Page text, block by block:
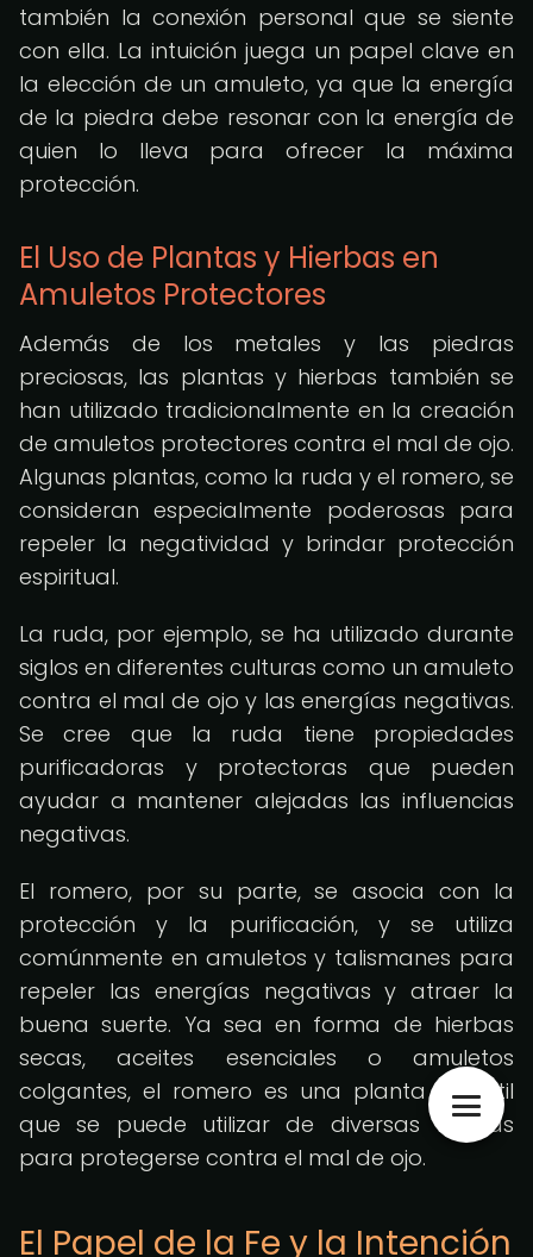
también la conexión personal que se siente
con ella. La intuición juega un papel clave en
la elección de un amuleto, ya que la energía
de la piedra debe resonar con la energía de
quien lo lleva para ofrecer la máxima
protección.
El Uso de Plantas y Hierbas en
Amuletos Protectores
Además de los metales y las piedras
preciosas, las plantas y hierbas también se
han utilizado tradicionalmente en la creación
de amuletos protectores contra el mal de ojo.
Algunas plantas, como la ruda y el romero, se
consideran especialmente poderosas para
repeler la negatividad y brindar protección
espiritual.
La ruda, por ejemplo, se ha utilizado durante
siglos en diferentes culturas como un amuleto
contra el mal de ojo y las energías negativas.
Se cree que la ruda tiene propiedades
purificadoras y protectoras que pueden
ayudar a mantener alejadas las influencias
negativas.
El romero, por su parte, se asocia con la
protección y la purificación, y se utiliza
comúnmente en amuletos y talismanes para
repeler las energías negativas y atraer la
buena suerte. Ya sea en forma de hierbas
secas, aceites esenciales o amuletos
colgantes, el romero es una planta versátil
que se puede utilizar de diversas formas
para protegerse contra el mal de ojo.
El Papel de la Fe y la Intención